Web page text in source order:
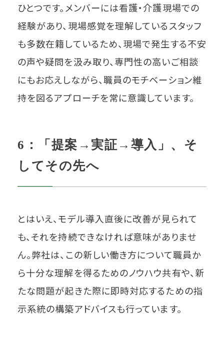
ひとつです。メンバーには看護・介護現場での
経験があり、現場感覚を理解しているスタッフ
も多数在籍しているため、現場で発生する不安
の声や疑問を汲み取り、専門性の高いご相談
にもお応えしながら、職員のモチベーション維
持を図るアプローチを常に意識しています。
6：「提案→実証→導入」、そ
してその先へ
とはいえ、モデル導入直後に改善が見られて
も、それを持続できなければ意味がありませ
ん。弊社は、この新しい働き方について職員か
ら十分な理解を得るためのノウハウ共有や、新
たな問題が起きた際に即時対応するための指
示系統の構築アドバイスも行っています。